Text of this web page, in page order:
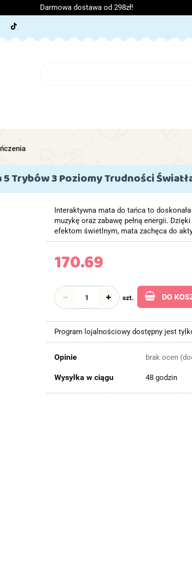
Darmowa dostawa od 298zł!
DZIECIĘCE ARTYKUŁY SZKOLNE O NAS
ARTYKUŁY SZKOLNE O NAS
Trybów 3 Poziomy Trudności
Interaktywna mata do tańca to
muzykę oraz zabawę pełną energii.
efektom świetlnym, mata zachęca do
170.69
szt. DO
Program lojalnościowy dostępny jest
Opinie brak ocen
Wysyłka w ciągu 48 godzin